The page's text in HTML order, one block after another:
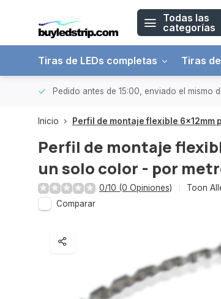
Todas las
categorías
Tiras de LEDs completas Tiras
Pedido antes de 15:00, enviado el mismo
Inicio Perfil de montaje flexible 6x12mm
Perfil de montaje
un solo color - por
0/10 (0 Opiniones) Toon
Comparar